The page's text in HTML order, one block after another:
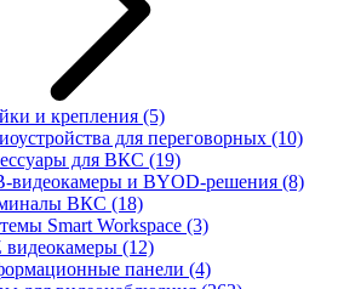
и крепления (5)
для переговорных (10)
для ВКС (19)
видеокамеры и BYOD-решения (8)
ВКС (18)
Smart Workspace (3)
видеокамеры (12)
панели (4)